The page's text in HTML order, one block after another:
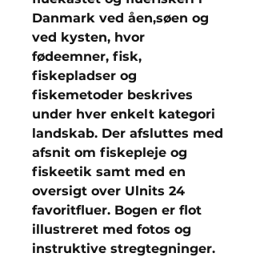
Danmark ved åen,søen og
ved kysten, hvor
fødeemner, fisk,
fiskepladser og
fiskemetoder beskrives
under hver enkelt kategori
landskab. Der afsluttes med
afsnit om fiskepleje og
fiskeetik samt med en
oversigt over Ulnits 24
favoritfluer. Bogen er flot
illustreret med fotos og
instruktive stregtegninger.